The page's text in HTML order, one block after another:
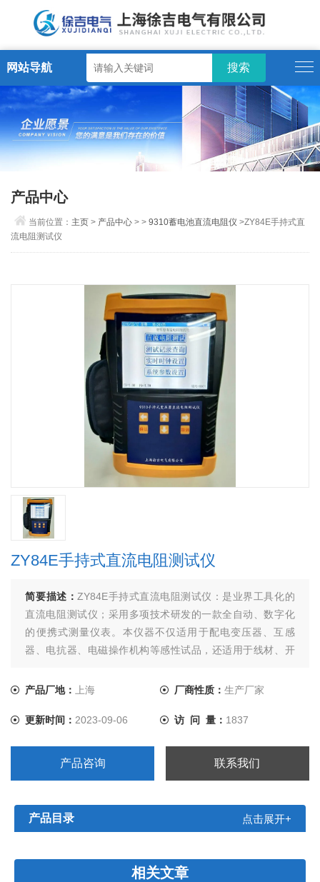
网站导航
产品中心
当前位置： 主页 > 产品中心 > >9310蓄电池直流电阻仪 >ZY84E手持式直
流电阻测试仪
ZY84E手持式直流电阻测试仪
简要描述：ZY84E手持式直流电阻测试仪：是业界工具化的
直流电阻测试仪；采用多项技术研发的一款全自动、数字化
的便携式测量仪表。本仪器不仅适用于配电变压器、互感
器、电抗器、电磁操作机构等感性试品，还适用于线材、开
合金变压器，由于低压线圈采用铜箔绕制，电阻值极低，对
产品厂地：上海 厂商性质： 生产厂家
更新时间：2023-09-06 访 问 量： 1837
产品咨询 联系我们
产品目录 点击展开+
相关文章